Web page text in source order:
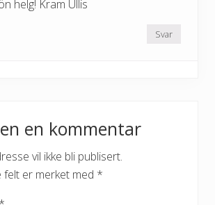
helg! Kram Ullis
Svar
en kommentar
vil ikke bli publisert.
felt er merket med *